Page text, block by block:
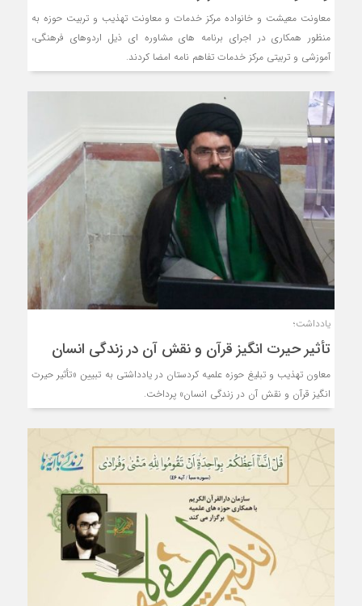
معاونت معیشت و خانواده مرکز خدمات و معاونت تهذیب و تربیت حوزه به
منظور همکاری در اجرای برنامه های مشاوره ای ذیل اردوهای فرهنگی،
آموزشی و تربیتی مرکز خدمات تفاهم نامه امضا کردند.
یادداشت؛
تأثیر حیرت انگیز قرآن و نقش آن در زندگی انسان
معاون تهذیب و تبلیغ حوزه علمیه کردستان در یادداشتی به تبیین «تأثیر حیرت
انگیز قرآن و نقش آن در زندگی انسان» پرداخت.